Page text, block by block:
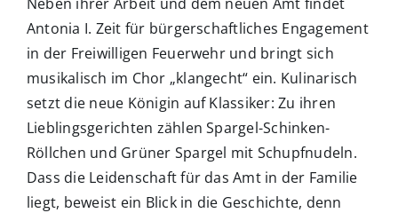
Antonia I. Zeit für bürgerschaftliches Engagement
in der Freiwilligen Feuerwehr und bringt sich
musikalisch im Chor „klangecht“ ein. Kulinarisch
setzt die neue Königin auf Klassiker: Zu ihren
Lieblingsgerichten zählen Spargel-Schinken-
Röllchen und Grüner Spargel mit Schupfnudeln.
Dass die Leidenschaft für das Amt in der Familie
liegt, beweist ein Blick in die Geschichte, denn